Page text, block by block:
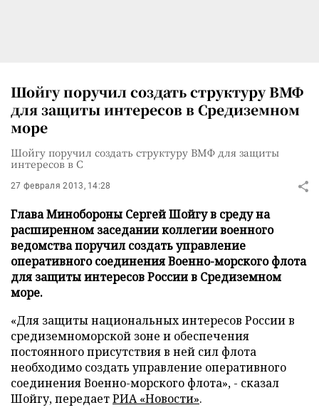
Шойгу поручил создать структуру ВМФ
для защиты интересов в Средиземном
море
Шойгу поручил создать структуру ВМФ для защиты
интересов в С
27 февраля 2013, 14:28
Глава Минобороны Сергей Шойгу в среду на
расширенном заседании коллегии военного
ведомства поручил создать управление
оперативного соединения Военно-морского флота
для защиты интересов России в Средиземном
море.
«Для защиты национальных интересов России в
средиземноморской зоне и обеспечения
постоянного присутствия в ней сил флота
необходимо создать управление оперативного
соединения Военно-морского флота», - сказал
Шойгу, передаетРИА «Новости».